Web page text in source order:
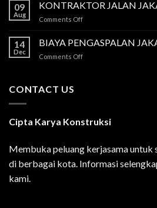
09
Aug
KONTRAKTOR JALAN
Comments Offon
JALAN
14
Dec
BIAYA PENGASPALAN
Comments Offon
CONTACT US
Cipta Karya Konstruksi
Membuka peluang kerjasama
di berbagai kota. Informasi
kami.